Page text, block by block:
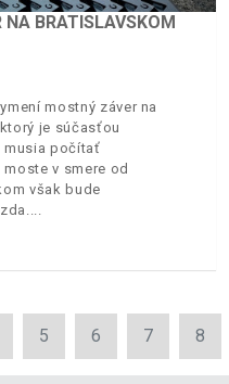
BRATISLAVSKOM
mostný záver na
je súčasťou
musia počítať
v smere od
však bude
5 6 7 8